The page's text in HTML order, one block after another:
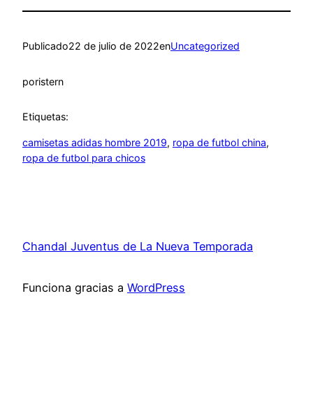
Publicado22 de julio de 2022enUncategorized
poristern
Etiquetas:
camisetas adidas hombre 2019, ropa de futbol china
ropa de futbol para chicos
Chandal Juventus de La Nueva Temporada
Funciona gracias a WordPress